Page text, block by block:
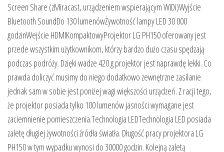
Screen Share (zMiracast, urządzeniem wspierającym WiDi)Wyjście
Bluetooth SoundDo 130 lumenówŻywotność lampy LED 30 000
godzinWejście HDMIKompaktowyProjektor LG PH150 oferowany jest
przede wszystkim użytkownikom, którzy bardzo dużo czasu spędzają
podczas podróży. Dzięki wadze 420 g projektor jest naprawdę lekki. Co
prawda doliczyć musimy do niego dodatkowo zewnętrzne zasilanie
jednak sam w sobie jest poniżej wagi większości urządzeń. Z racji tego,
że projektor posiada tylko 100 lumenów jasności wymagane jest
zaciemnienie pomieszczenia.Technologia LEDTechnologia LED posiada
zaletę długiej żywotności źródła światła. Długość pracy projektora LG
PH150 w tym wypadku wynosi do 30000 godzin. Kolejną zaletą